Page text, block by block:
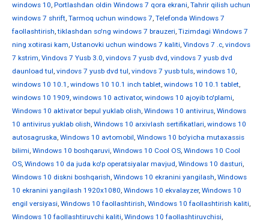
windows 10, Portlashdan oldin Windows 7 qora ekrani, Tahrir qilish uchun
windows 7 shrift, Tarmoq uchun windows 7, Telefonda Windows 7
faollashtirish,tiklashdan so'ng windows 7 brauzeri, Tizimdagi Windows 7
ning xotirasi kam, Ustanovki uchun windows 7 kaliti, Vindovs 7 .c, vindovs
7 kstrim, Vindovs 7 Yusb 3.0, vindovs 7 yusb dvd, vindovs 7 yusb dvd
daunload tul, vindovs 7 yusb dvd tul, vindovs 7 yusb tuls, windows 10,
windows 10 10.1 , windows 10 10.1 inch tablet, windows 10 10.1 tablet,
windows 10 1909, windows 10 activator, windows 10 ajoyib to'plami,
Windows 10 aktivator bepul yuklab olish, Windows 10 antivirus, Windows
10 antivirus yuklab olish, Windows 10 arxivlash sertifikatlari, windows 10
autosagruska, Windows 10 avtomobil, Windows 10 bo'yicha mutaxassis
bilimi, Windows 10 boshqaruvi, Windows 10 Cool OS, Windows 10 Cool
OS, Windows 10 da juda ko'p operatsiyalar mavjud, Windows 10 dasturi,
Windows 10 diskni boshqarish, Windows 10 ekranini yangilash, Windows
10 ekranini yangilash 1920x1080, Windows 10 ekvalayzer, Windows 10
engil versiyasi, Windows 10 faollashtirish, Windows 10 faollashtirish kaliti,
Windows 10 faollashtiruvchi kaliti, Windows 10 faollashtiruvchisi,